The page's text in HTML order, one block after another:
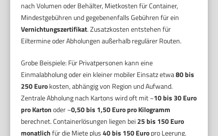
nach Volumen oder Behälter, Mietkosten für Container,
Mindestgebühren und gegebenenfalls Gebühren für ein
Vernichtungszertifikat. Zusatzkosten entstehen für
Eiltermine oder Abholungen außerhalb regulärer Routen.
Grobe Beispiele: Für Privatpersonen kann eine
Einmalabholung oder ein kleiner mobiler Einsatz etwa80 bis
250 Eurokosten, abhängig von Region und Aufwand.
Zentrale Abholung nach Kartons wird oft mit ~10 bis 30 Euro
pro Kartonoder ~0,50 bis 1,50 Euro pro Kilogramm
berechnet. Containerlösungen liegen bei 25 bis 150 Euro
monatlichfür die Miete plus40 bis 150 Europro Leerung.